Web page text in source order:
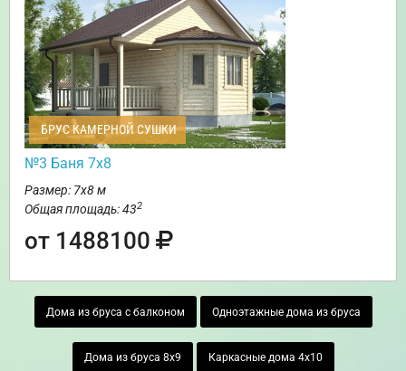
БРУС КАМЕРНОЙ СУШКИ
№3 Баня 7х8
Размер: 7х8 м
Общая площадь: 432
от 1488100
Дома из бруса с балконом Одноэтажные дома из бруса
Дома из бруса 8х9 Каркасные дома 4х10